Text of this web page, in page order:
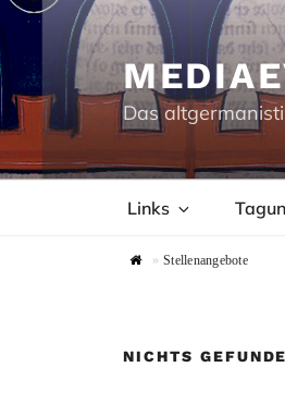
Das
Links
» Stellenangebote
NICHTS